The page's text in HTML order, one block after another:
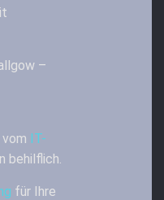
–
IT-
behilflich.
für Ihre